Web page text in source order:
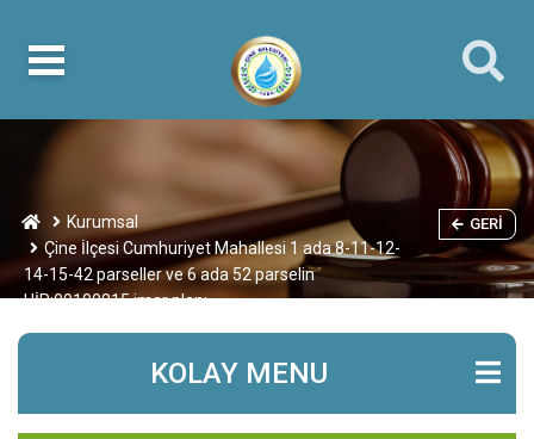
Kurumsal
Çine İlçesi Cumhuriyet Mahallesi 1 ada 8-11-12-
14-15-42 parseller ve 6 ada 52 parselin
UİP:09100815 imar planı
GERI
KOLAY MENU